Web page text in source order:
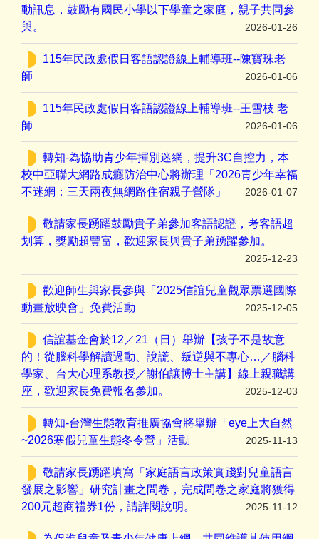
動訊息，鼓勵有國民小學以下學童之家庭，親子共同參
與。
2026-01-26
115年民政處假日客語認證線上輔導班--陳寶珠老
師
2026-01-06
115年民政處假日客語認證線上輔導班--王雪枝 老
師
2026-01-06
轉知-為協助青少年揮別迷網，提升3C自控力，本
校中亞聯大網路成癮防治中心將辦理「2026青少年幸福
不迷網：三天兩夜無網路住宿親子營隊」
2026-01-07
敬請家長踴躍鼓勵貴子弟參加客語認證，考客語超
划算，獎勵超豐富，歡迎家長與貴子弟踴躍參加。
2025-12-23
歡迎師生與家長參與「2025信誼兒童觀眾票選國際
動畫放映會」免費活動
2025-12-05
信誼基金會於12／21（日）舉辦【孩子不是故意
的！從腦科學解讀過動、說謊、叛逆與不專心…／腦科
學家、台大心理系教授／謝伯讓博士主講】線上親職講
座，歡迎家長免費報名參加。
2025-12-03
轉知-台灣生態教育推廣協會將舉辦「eye上大自然
~2026寒假兒童生態冬令營」活動
2025-11-13
敬請家長踴躍填寫「家庭語言政策實踐對兒童語言
發展之影響」研究計畫之問卷，完成問卷之家庭將獲得
200元超商禮券1份，請詳閱說明。
2025-11-12